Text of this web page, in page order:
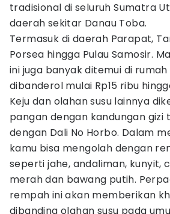
tradisional di seluruh Sumatra
daerah sekitar Danau Toba.
Termasuk di daerah Parapat,
Porsea hingga Pulau Samosir.
ini juga banyak ditemui di rumah
dibanderol mulai Rp15 ribu
Keju dan olahan susu lainnya
pangan dengan kandungan gizi
dengan Dali No Horbo. Dalam
kamu bisa mengolah dengan
seperti jahe, andaliman, kunyit,
merah dan bawang putih.
rempah ini akan memberikan
dibanding olahan susu pada